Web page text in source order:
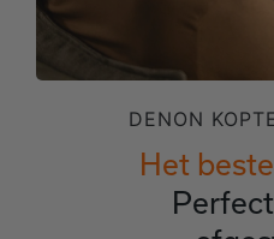
DENON
Het